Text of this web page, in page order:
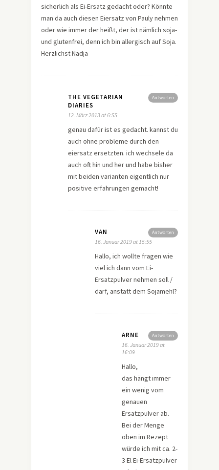
sicherlich als Ei-Ersatz gedacht oder? Könnte
man da auch diesen Eiersatz von Pauly nehmen
oder wie immer der heißt, der ist nämlich soja-
und glutenfrei, denn ich bin allergisch auf Soja.
Herzlichst Nadja
Antworten
THE VEGETARIAN
DIARIES
12. März 2013 at 6:55
genau dafür ist es gedacht. kannst du
auch ohne probleme durch den
eiersatz ersetzten. ich wechsele da
auch oft hin und her und habe bisher
mit beiden varianten eigentlich nur
positive erfahrungen gemacht!
Antworten
VAN
16. Januar 2019 at 15:55
Hallo, ich wollte fragen wie
viel ich dann vom Ei-
Ersatzpulver nehmen soll /
darf, anstatt dem Sojamehl?
Antworten
ARNE
16. Januar 2019 at
16:09
Hallo,
das hängt immer
ein wenig vom
genauen
Ersatzpulver ab.
Bei der Menge
oben im Rezept
würde ich mit ca. 2-
3 El Ei-Ersatzpulver